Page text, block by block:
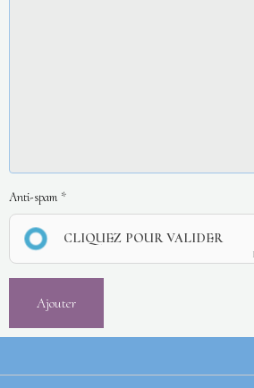
Anti-spam
CLIQUEZ POUR VALIDER
Ajouter